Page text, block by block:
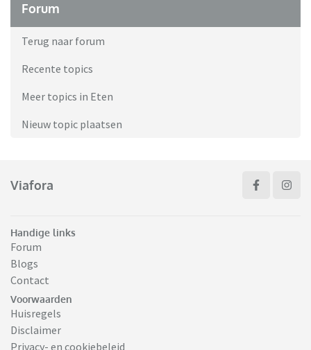
Forum
Terug naar forum
Recente topics
Meer topics in Eten
Nieuw topic plaatsen
Viafora
Handige links
Forum
Blogs
Contact
Voorwaarden
Huisregels
Disclaimer
Privacy- en cookiebeleid